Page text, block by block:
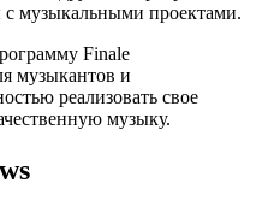
с музыкальными проектами.
Finale
музыкантов и
реализовать свое
музыку.